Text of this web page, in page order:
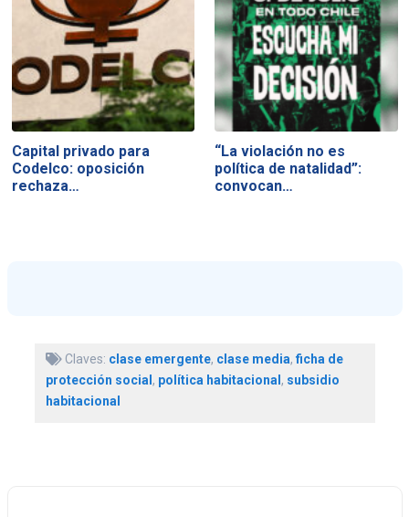
Capital privado para
Codelco: oposición
rechaza…
“La violación no es
política de natalidad”:
convocan…
Claves: clase emergente, clase media, ficha de
protección social, política habitacional, subsidio
habitacional